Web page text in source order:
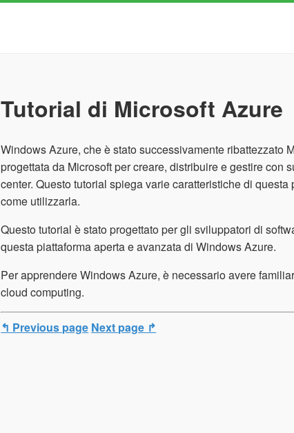
Tutorial di Microsoft Azure
Windows Azure, che è stato successivamente ribattezzato
progettata da Microsoft per creare, distribuire e gestire
center. Questo tutorial spiega varie caratteristiche di
come utilizzarla.
Questo tutorial è stato progettato per gli sviluppatori di
questa piattaforma aperta e avanzata di Windows Azure.
Per apprendere Windows Azure, è necessario avere
cloud computing.
↰ Previous page Next page ↱